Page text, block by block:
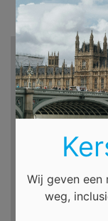
Zoek hotels
Bestemming
Incheckdatum
vr. 7 aug. 2026
Wij geven een
weg,